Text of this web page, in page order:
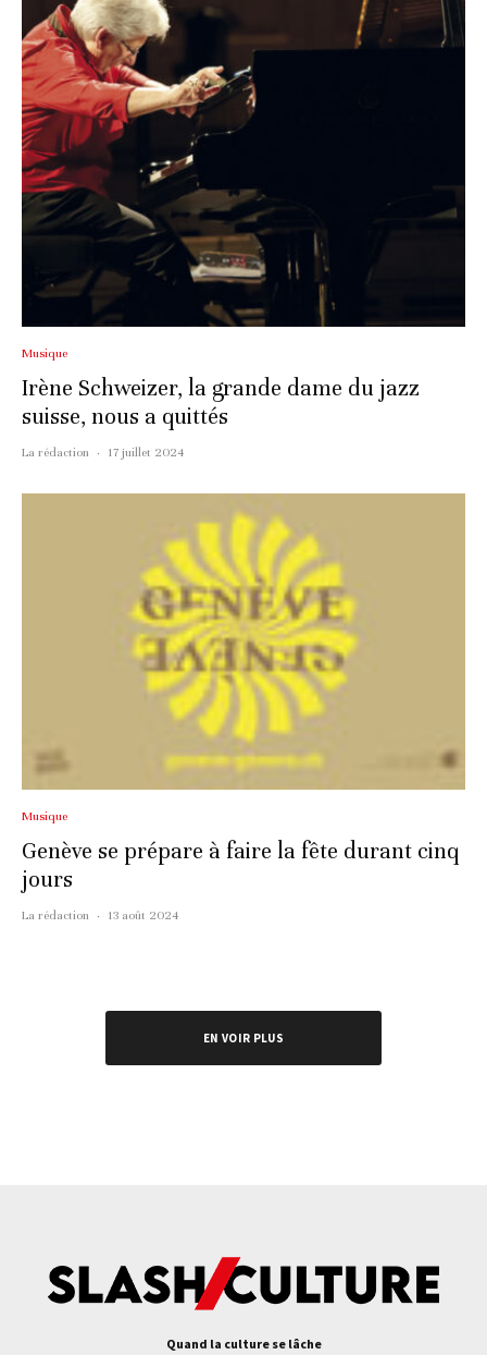
Musique
Irène Schweizer, la grande dame du jazz
suisse, nous a quittés
La rédaction · 17 juillet 2024
Musique
Genève se prépare à faire la fête durant cinq
jours
La rédaction · 13 août 2024
EN VOIR PLUS
Quand la culture se lâche